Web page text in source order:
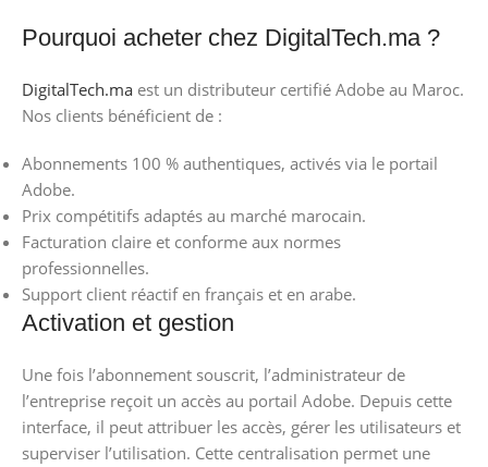
Pourquoi acheter chez DigitalTech.ma ?
DigitalTech.ma est un distributeur certifié Adobe au Maroc.
Nos clients bénéficient de :
Abonnements 100 % authentiques, activés via le portail
Adobe.
Prix compétitifs adaptés au marché marocain.
Facturation claire et conforme aux normes
professionnelles.
Support client réactif en français et en arabe.
Activation et gestion
Une fois l’abonnement souscrit, l’administrateur de
l’entreprise reçoit un accès au portail Adobe. Depuis cette
interface, il peut attribuer les accès, gérer les utilisateurs et
superviser l’utilisation. Cette centralisation permet une